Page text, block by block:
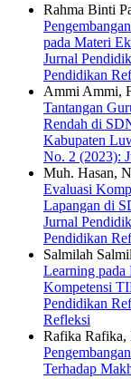
Rahma Binti
pada Materi
Jurnal
Pendidikan
Ammi Ammi,
Tantangan
Rendah di
Kabupaten
No. 2 (2023):
Muh. Hasan,
Evaluasi
Lapangan di
Jurnal
Pendidikan
Salmilah
Learning
Kompetensi
Pendidikan
Refleksi
Rafika Rafika,
Terhadap